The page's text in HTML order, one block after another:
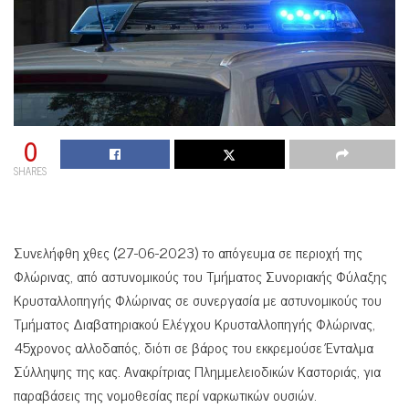
0
SHARES
Συνελήφθη χθες (27-06-2023) το απόγευμα σε περιοχή της
Φλώρινας, από αστυνομικούς του Τμήματος Συνοριακής Φύλαξης
Κρυσταλλοπηγής Φλώρινας σε συνεργασία με αστυνομικούς του
Τμήματος Διαβατηριακού Ελέγχου Κρυσταλλοπηγής Φλώρινας,
45χρονος αλλοδαπός, διότι σε βάρος του εκκρεμούσε Ένταλμα
Σύλληψης της κας. Ανακρίτριας Πλημμελειοδικών Καστοριάς, για
παραβάσεις της νομοθεσίας περί ναρκωτικών ουσιών.